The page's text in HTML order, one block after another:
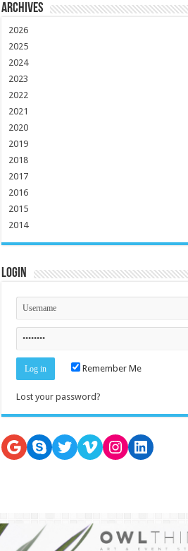
Archives
2026
2025
2024
2023
2022
2021
2020
2019
2018
2017
2016
2015
2014
Login
Remember Me
Lost your password?
Google
SkypeTwitter
VimeoInstagram
LinkedIn